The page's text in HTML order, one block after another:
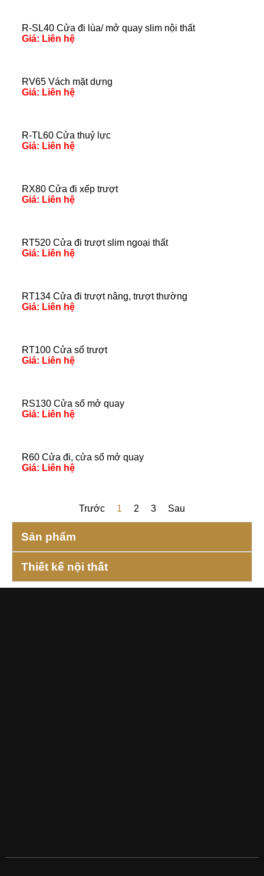
R-SL40 Cửa đi lùa/ mở quay slim nội thất
Giá: Liên hệ
RV65 Vách mặt dựng
Giá: Liên hệ
R-TL60 Cửa thuỷ lực
Giá: Liên hệ
RX80 Cửa đi xếp trượt
Giá: Liên hệ
RT520 Cửa đi trượt slim ngoại thất
Giá: Liên hệ
RT134 Cửa đi trượt nâng, trượt thường
Giá: Liên hệ
RT100 Cửa sổ trượt
Giá: Liên hệ
RS130 Cửa sổ mở quay
Giá: Liên hệ
R60 Cửa đi, cửa sổ mở quay
Giá: Liên hệ
Trước 1 2 3 Sau
Sản phẩm
Thiết kế nội thất